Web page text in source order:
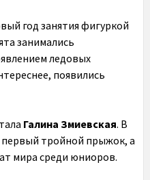
год занятия фигуркой
занимались
ледовых
появились
Галина Змиевская. В
первый тройной прыжок, а
мира среди юниоров.